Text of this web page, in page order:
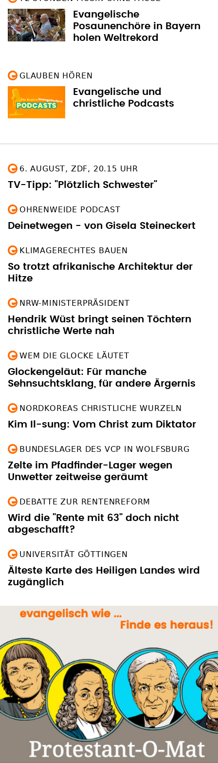
Evangelische
Posaunenchöre in Bayern
holen Weltrekord
GLAUBEN HÖREN
Evangelische und
christliche Podcasts
6. AUGUST, ZDF, 20.15 UHR
TV-Tipp: "Plötzlich Schwester"
OHRENWEIDE PODCAST
Deinetwegen - von Gisela Steineckert
KLIMAGERECHTES BAUEN
So trotzt afrikanische Architektur der
Hitze
NRW-MINISTERPRÄSIDENT
Hendrik Wüst bringt seinen Töchtern
christliche Werte nah
WEM DIE GLOCKE LÄUTET
Glockengeläut: Für manche
Sehnsuchtsklang, für andere Ärgernis
NORDKOREAS CHRISTLICHE WURZELN
Kim Il-sung: Vom Christ zum Diktator
BUNDESLAGER DES VCP IN WOLFSBURG
Zelte im Pfadfinder-Lager wegen
Unwetter zeitweise geräumt
DEBATTE ZUR RENTENREFORM
Wird die "Rente mit 63" doch nicht
abgeschafft?
UNIVERSITÄT GÖTTINGEN
Älteste Karte des Heiligen Landes wird
zugänglich